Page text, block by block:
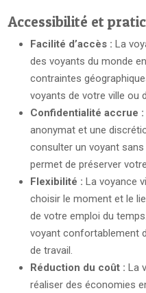
Accessibilité et
Facilité d’accès : La
des voyants du monde
contraintes
voyants de votre ville ou
Confidentialité accrue :
anonymat et une
consulter un voyant
permet de préserver
Flexibilité : La voyance
choisir le moment et le
de votre emploi du
voyant confortablement
de travail.
Réduction du coût : La
réaliser des économies